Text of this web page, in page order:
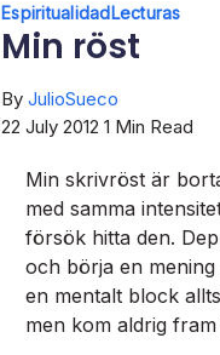
EspiritualidadLecturas
Min röst
By JulioSueco
22 July 2012 1 Min Read
Min skrivröst är
med samma
försök hitta den.
och börja en
en mentalt block
men kom aldrig